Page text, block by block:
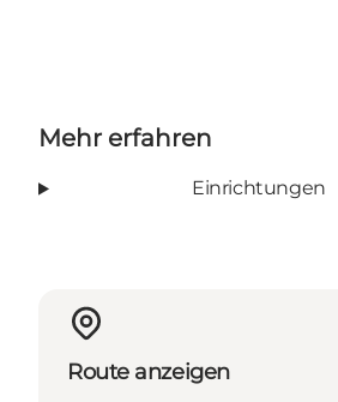
Mehr erfahren
Einrichtungen
Route anzeigen